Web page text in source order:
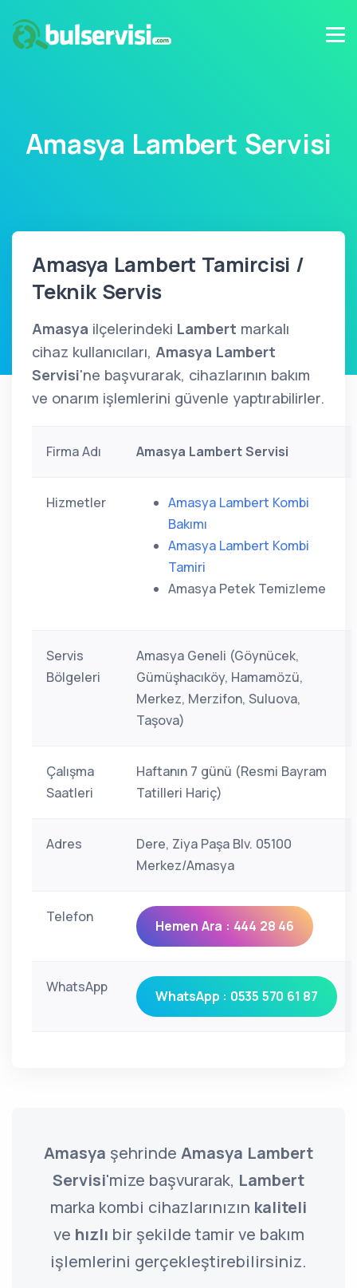
Amasya Lambert Servisi
Amasya Lambert Tamircisi /
Teknik Servis
Amasya ilçelerindeki Lambert markalı
cihaz kullanıcıları, Amasya Lambert
Servisi'ne başvurarak, cihazlarının bakım
ve onarım işlemlerini güvenle yaptırabilirler.
Firma Adı Amasya Lambert Servisi
Hizmetler
Amasya Lambert Kombi
Bakımı
Amasya Lambert Kombi
Tamiri
Amasya Petek Temizleme
Servis
Bölgeleri
Amasya Geneli (Göynücek,
Gümüşhacıköy, Hamamözü,
Merkez, Merzifon, Suluova,
Taşova)
Çalışma
Saatleri
Haftanın 7 günü (Resmi Bayram
Tatilleri Hariç)
Adres
Dere, Ziya Paşa Blv. 05100
Merkez/Amasya
Telefon
Hemen Ara : 444 28 46
WhatsApp
WhatsApp : 0535 570 61 87
Amasya şehrinde Amasya Lambert
Servisi'mize başvurarak, Lambert
marka kombi cihazlarınızın kaliteli
ve hızlı bir şekilde tamir ve bakım
işlemlerini gerçekleştirebilirsiniz.